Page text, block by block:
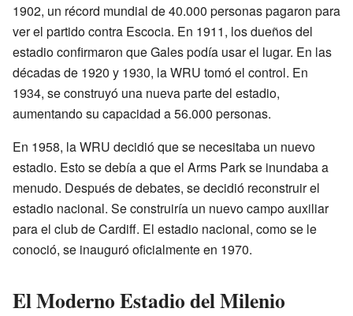
1902, un récord mundial de 40.000 personas pagaron para
ver el partido contra Escocia. En 1911, los dueños del
estadio confirmaron que Gales podía usar el lugar. En las
décadas de 1920 y 1930, la WRU tomó el control. En
1934, se construyó una nueva parte del estadio,
aumentando su capacidad a 56.000 personas.
En 1958, la WRU decidió que se necesitaba un nuevo
estadio. Esto se debía a que el Arms Park se inundaba a
menudo. Después de debates, se decidió reconstruir el
estadio nacional. Se construiría un nuevo campo auxiliar
para el club de Cardiff. El estadio nacional, como se le
conoció, se inauguró oficialmente en 1970.
El Moderno Estadio del Milenio